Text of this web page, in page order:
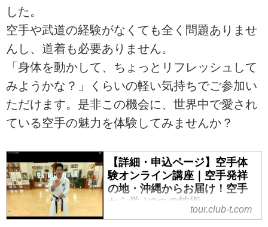
した。
空手や武道の経験がなくても全く問題ありませ
んし、道着も必要ありません。
「身体を動かして、ちょっとリフレッシュして
みようかな？」くらいの軽い気持ちでご参加い
ただけます。是非この機会に、世界中で愛され
ている空手の魅力を体験してみませんか？
【詳細・申込ページ】空手体
験オンライン講座｜空手発祥
の地・沖縄からお届け！空手
から学ぶ3つの技術
＜オンライン講座＞沖縄から生配
tour.club-t.com